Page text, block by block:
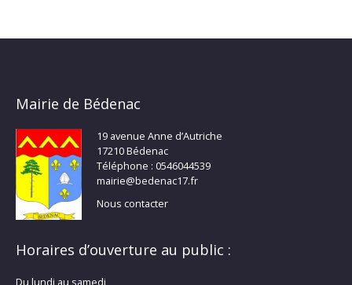
Mairie de Bédenac
19 avenue Anne d’Autriche
17210 Bédenac
Téléphone : 0546044539
mairie@bedenac17.fr
Nous contacter
Horaires d’ouverture au public :
Du lundi au samedi